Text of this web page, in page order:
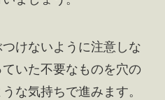
けないように注意しな
いた不要なものを穴の
な気持ちで進みます。